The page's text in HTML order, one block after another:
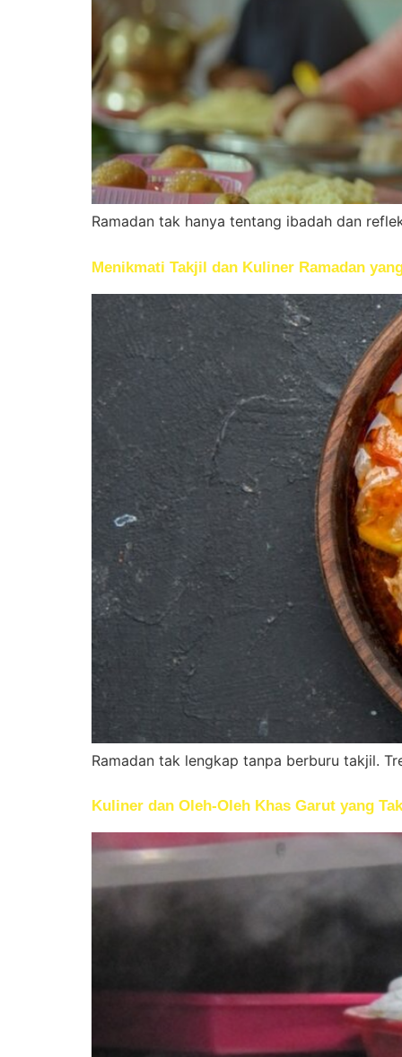
Ramadan tak hanya tentang ibadah dan
Menikmati Takjil dan Kuliner Ramadan
Ramadan tak lengkap tanpa berburu takjil.
Kuliner dan Oleh-Oleh Khas Garut yang